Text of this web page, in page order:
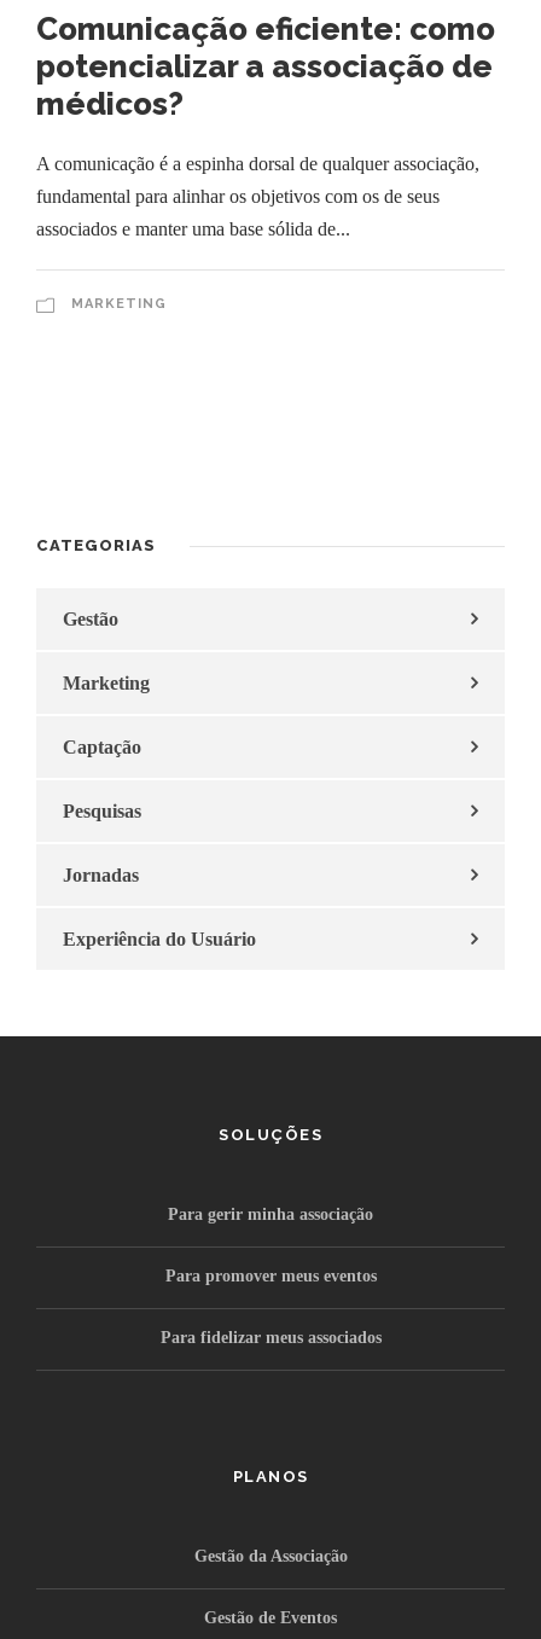
Comunicação eficiente: como
potencializar a associação de
médicos?
A comunicação é a espinha dorsal de qualquer associação,
fundamental para alinhar os objetivos com os de seus
associados e manter uma base sólida de...
MARKETING
CATEGORIAS
Gestão
Marketing
Captação
Pesquisas
Jornadas
Experiência do Usuário
SOLUÇÕES
Para gerir minha associação
Para promover meus eventos
Para fidelizar meus associados
PLANOS
Gestão da Associação
Gestão de Eventos